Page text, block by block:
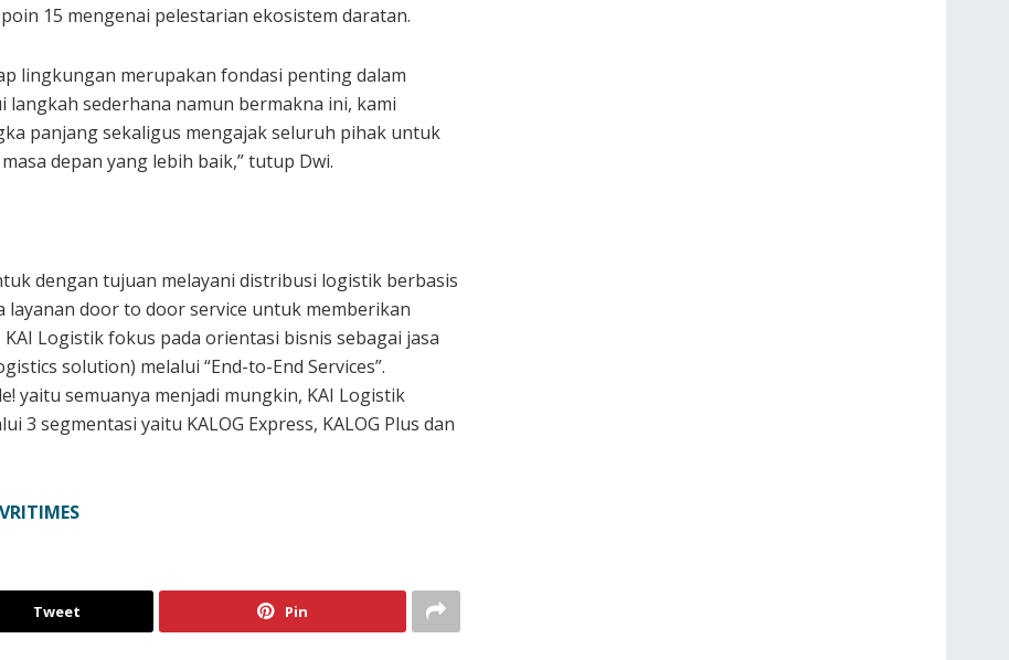
15 mengenai pelestarian ekosistem daratan.
lingkungan merupakan fondasi penting dalam
sederhana namun bermakna ini, kami
panjang sekaligus mengajak seluruh pihak untuk
depan yang lebih baik,” tutup Dwi.
dengan tujuan melayani distribusi logistik berbasis
layanan door to door service untuk memberikan
Logistik fokus pada orientasi bisnis sebagai jasa
solution) melalui “End-to-End Services”.
yaitu semuanya menjadi mungkin, KAI Logistik
3 segmentasi yaitu KALOG Express, KALOG Plus dan
VRITIMES
Tweet Pin